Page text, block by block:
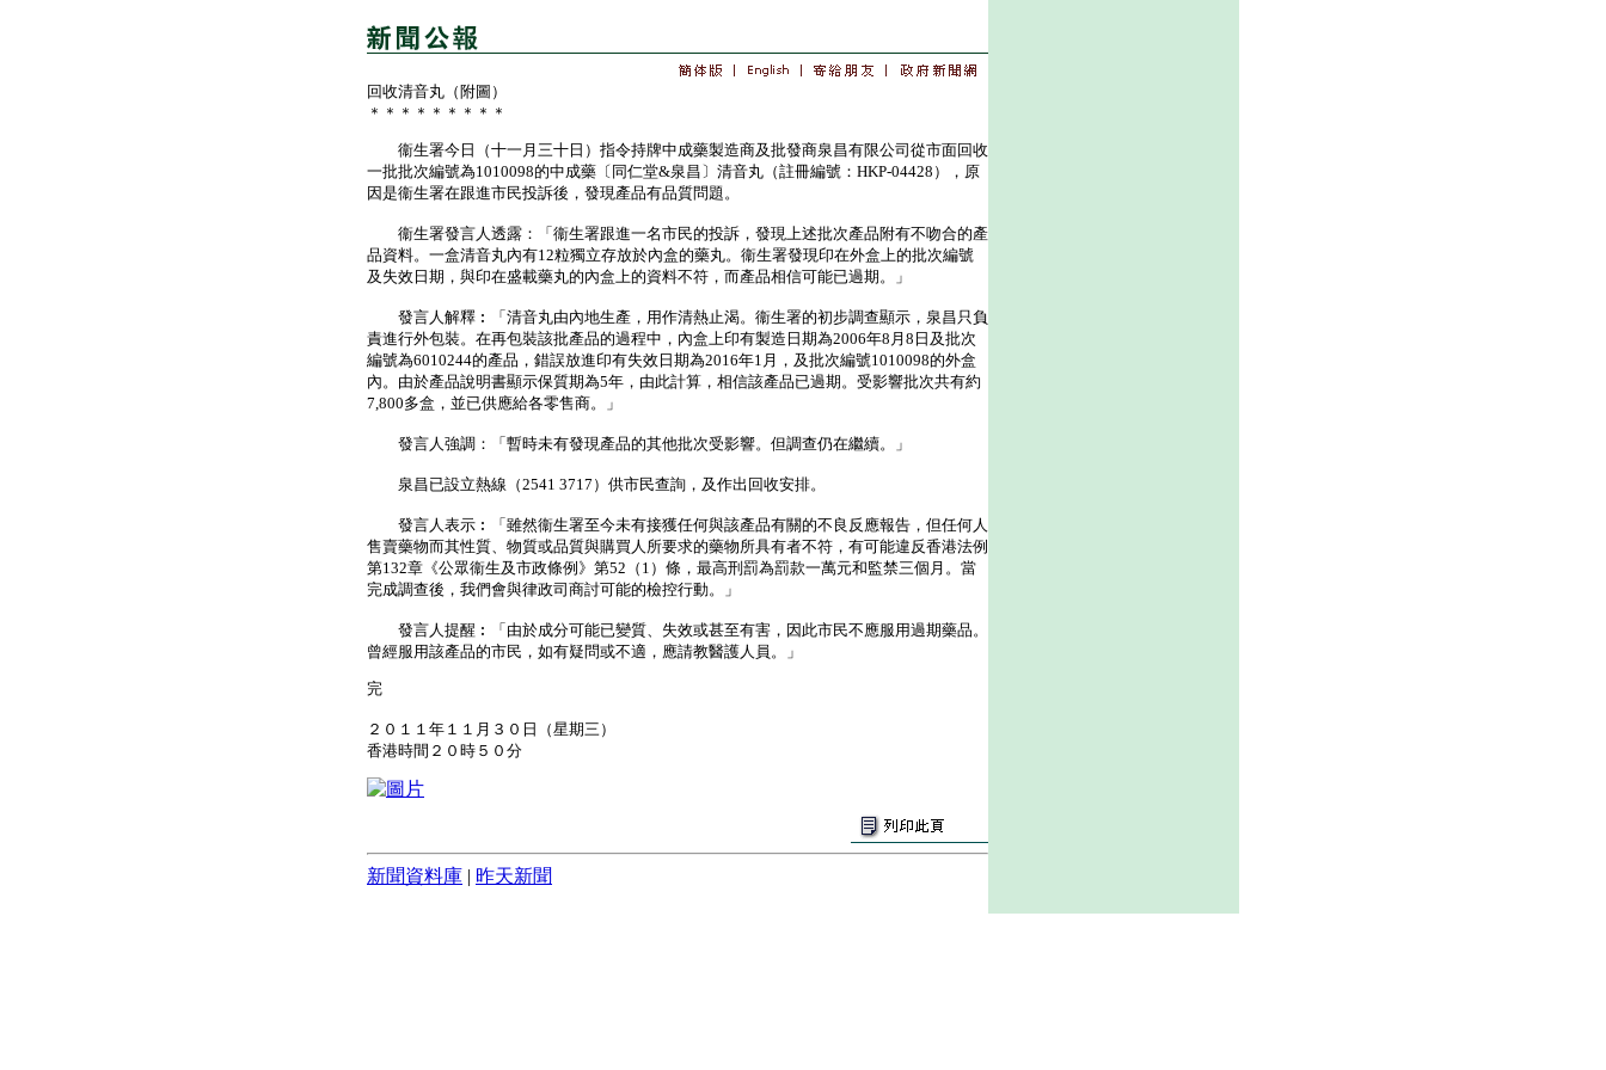
回收清音丸（附圖）
＊＊＊＊＊＊＊＊＊
衞生署今日（十一月三十日）指令持牌中成藥製造商及批發商泉昌有限公司從市面回收
一批批次編號為1010098的中成藥〔同仁堂&泉昌〕清音丸（註冊編號：HKP-04428），原
因是衞生署在跟進市民投訴後，發現產品有品質問題。
衞生署發言人透露：「衞生署跟進一名市民的投訴，發現上述批次產品附有不吻合的產
品資料。一盒清音丸內有12粒獨立存放於內盒的藥丸。衞生署發現印在外盒上的批次編號
及失效日期，與印在盛載藥丸的內盒上的資料不符，而產品相信可能已過期。」
發言人解釋︰「清音丸由內地生產，用作清熱止渴。衞生署的初步調查顯示，泉昌只負
責進行外包裝。在再包裝該批產品的過程中，內盒上印有製造日期為2006年8月8日及批次
編號為6010244的產品，錯誤放進印有失效日期為2016年1月，及批次編號1010098的外盒
內。由於產品說明書顯示保質期為5年，由此計算，相信該產品已過期。受影響批次共有約
7,800多盒，並已供應給各零售商。」
發言人強調：「暫時未有發現產品的其他批次受影響。但調查仍在繼續。」
泉昌已設立熱線（2541 3717）供市民查詢，及作出回收安排。
發言人表示︰「雖然衞生署至今未有接獲任何與該產品有關的不良反應報告，但任何人
售賣藥物而其性質、物質或品質與購買人所要求的藥物所具有者不符，有可能違反香港法例
第132章《公眾衞生及市政條例》第52（1）條，最高刑罰為罰款一萬元和監禁三個月。當
完成調查後，我們會與律政司商討可能的檢控行動。」
發言人提醒︰「由於成分可能已變質、失效或甚至有害，因此市民不應服用過期藥品。
曾經服用該產品的市民，如有疑問或不適，應請教醫護人員。」
完
２０１１年１１月３０日（星期三）
香港時間２０時５０分
新聞資料庫 | 昨天新聞